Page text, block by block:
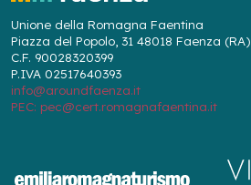
Unione della Romagna Faentina
Piazza del Popolo, 31 48018 Faenza (RA)
C.F. 90028320399
P.IVA 02517640393
info@aroundfaenza.it
PEC: pec@cert.romagnafaentina.it